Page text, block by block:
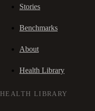
Stories
Benchmarks
About
Health Library
HEALTH LIBRARY